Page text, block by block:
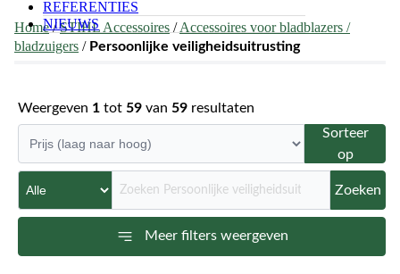
REFERENTIES
NIEUWS
Home/STIHL Accessoires /Accessoires voor bladblazers /
bladzuigers / Persoonlijke veiligheidsuitrusting
Weergeven 1 tot 59 van 59 resultaten
Sorteer
op
Zoeken
Meer filters weergeven